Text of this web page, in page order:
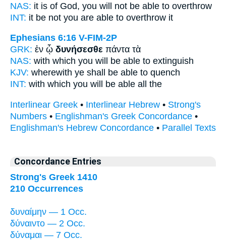
NAS: it is of God, you will not be able to overthrow
INT: it be not you are able to overthrow it
Ephesians 6:16 V-FIM-2P
GRK: ἐν ᾧ δυνήσεσθε πάντα τὰ
NAS: with which you will be able to extinguish
KJV: wherewith ye shall be able to quench
INT: with which you will be able all the
Interlinear Greek • Interlinear Hebrew • Strong's
Numbers • Englishman's Greek Concordance •
Englishman's Hebrew Concordance • Parallel Texts
Concordance Entries
Strong's Greek 1410
210 Occurrences
δυναίμην — 1 Occ.
δύναιντο — 2 Occ.
δύναμαι — 7 Occ.